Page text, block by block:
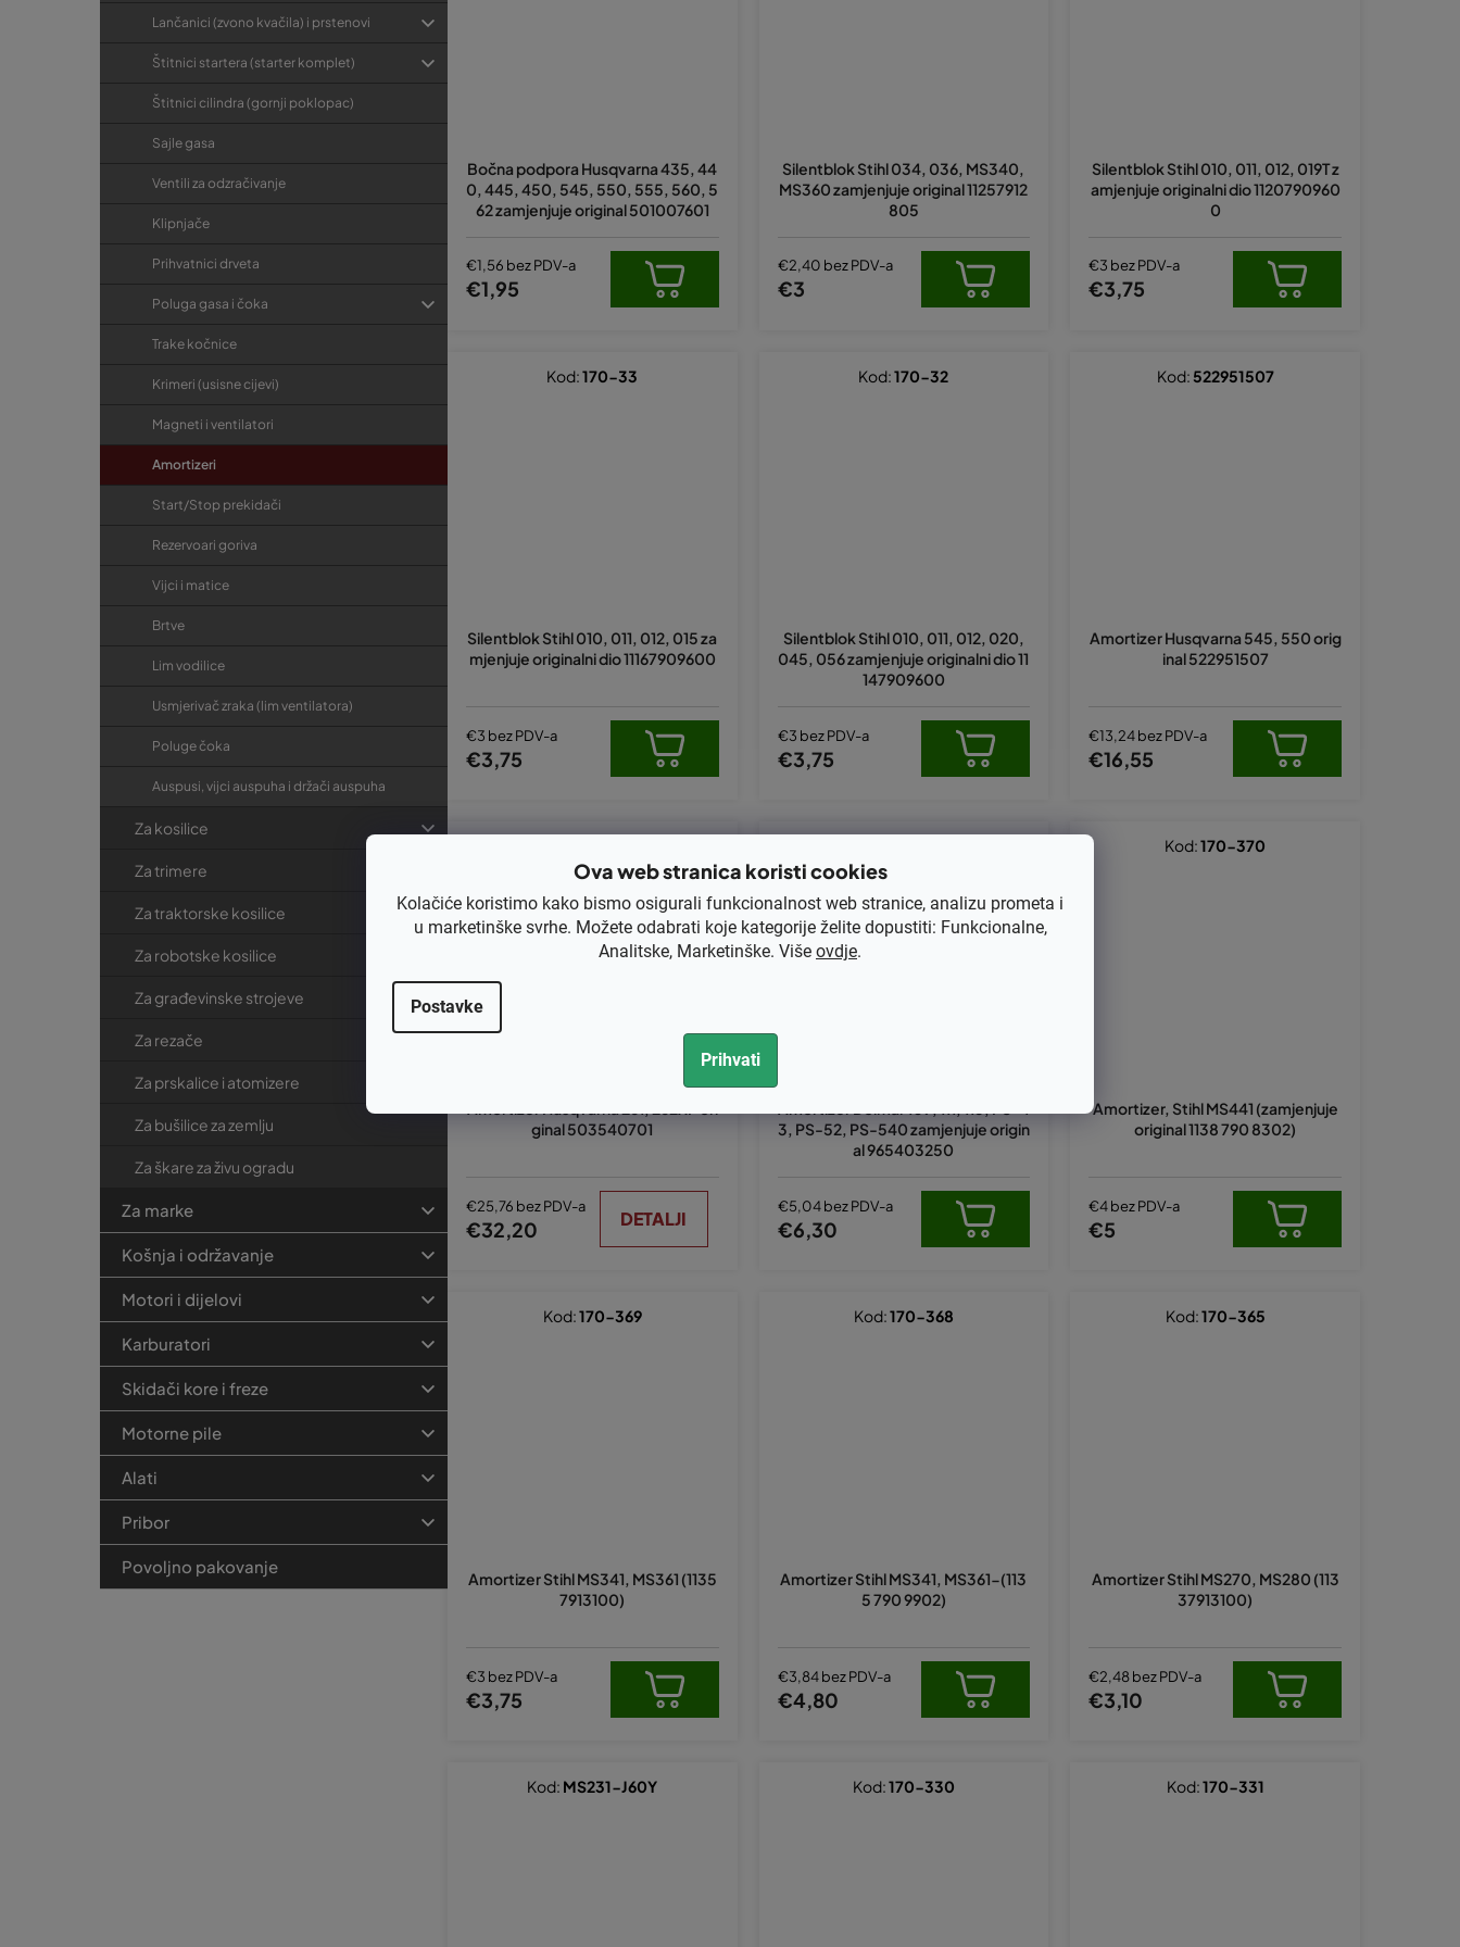
Ova web stranica koristi cookies
Kolačiće koristimo kako bismo osigurali funkcionalnost web stranice, analizu prometa i
u marketinške svrhe. Možete odabrati koje kategorije želite dopustiti: Funkcionalne,
Analitske, Marketinške. Više ovdje.
Postavke
Prihvati
Lančanici (zvono kvačila) i prstenovi
Štitnici startera (starter komplet)
Štitnici cilindra (gornji poklopac)
Sajle gasa
Ventili za odzračivanje
Klipnjače
Prihvatnici drveta
Poluga gasa i čoka
Trake kočnice
Krimeri (usisne cijevi)
Magneti i ventilatori
Amortizeri
Start/Stop prekidači
Rezervoari goriva
Vijci i matice
Brtve
Lim vodilice
Usmjerivač zraka (lim ventilatora)
Poluge čoka
Auspusi, vijci auspuha i držači auspuha
Za kosilice
Za trimere
Za traktorske kosilice
Za robotske kosilice
Za građevinske strojeve
Za rezače
Za prskalice i atomizere
Za bušilice za zemlju
Za škare za živu ogradu
Za marke
Košnja i održavanje
Motori i dijelovi
Karburatori
Skidači kore i freze
Motorne pile
Alati
Pribor
Povoljno pakovanje
Bočna podpora Husqvarna 435, 44
0, 445, 450, 545, 550, 555, 560, 5
62 zamjenjuje original 501007601
€1,56 bez PDV-a
€1,95
Silentblok Stihl 034, 036, MS340,
MS360 zamjenjuje original 11257912
805
€2,40 bez PDV-a
€3
Silentblok Stihl 010, 011, 012, 019T z
amjenjuje originalni dio 1120790960
0
€3 bez PDV-a
€3,75
Silentblok Stihl 010, 011, 012, 015 za
mjenjuje originalni dio 11167909600
€3 bez PDV-a
€3,75
Kod:170-33
Silentblok Stihl 010, 011, 012, 020,
045, 056 zamjenjuje originalni dio 11
147909600
€3 bez PDV-a
€3,75
Kod:170-32
Amortizer Husqvarna 545, 550 orig
inal 522951507
€13,24 bez PDV-a
€16,55
Kod: 522951507
ginal 503540701
€25,76 bez PDV-a
€32,20 DETALJI
3, PS-52, PS-540 zamjenjuje origin
al 965403250
€5,04 bez PDV-a
€6,30
Amortizer, Stihl MS441 (zamjenjuje
original 1138 790 8302)
€4 bez PDV-a
€5
Kod:170-370
Amortizer Stihl MS341, MS361 (1135
7913100)
€3 bez PDV-a
€3,75
Kod:170-369
Amortizer Stihl MS341, MS361-(113
5 790 9902)
€3,84 bez PDV-a
€4,80
Kod:170-368
Amortizer Stihl MS270, MS280 (113
37913100)
€2,48 bez PDV-a
€3,10
Kod:170-365
Kod: MS231-J60Y Kod:170-330 Kod:170-331